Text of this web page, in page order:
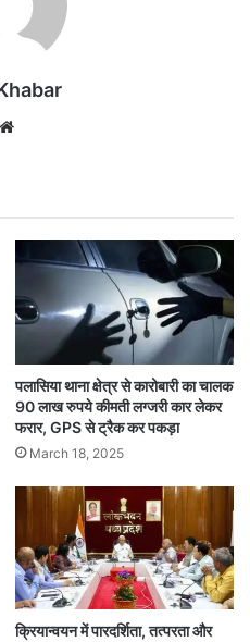
पलासिया थाना क्षेत्र से कारोबारी का चालक
90 लाख रुपये कीमती लग्जरी कार लेकर
फरार, GPS से ट्रैक कर पकड़ा
March 18, 2025
क्रियान्वयन में पारदर्शिता, तत्परता और